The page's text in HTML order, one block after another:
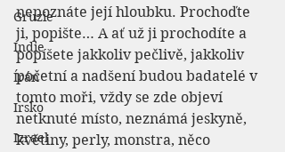
Gruzie
Indie
Írán
Irsko
Izrael
nepoznáte její hloubku. Prochoďte
ji, popište… A ať už ji prochodíte a
popíšete jakkoliv pečlivě, jakkoliv
početní a nadšení budou badatelé v
tomto moři, vždy se zde objeví
netknuté místo, neznámá jeskyně,
květiny, perly, monstra, něco